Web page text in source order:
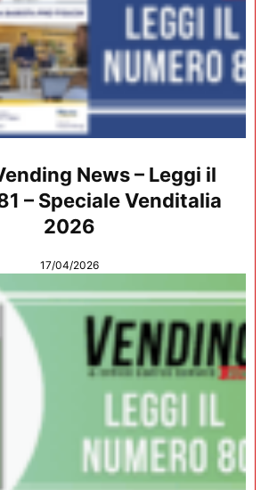
News – Leggi il
– Speciale Venditalia
2026
17/04/2026